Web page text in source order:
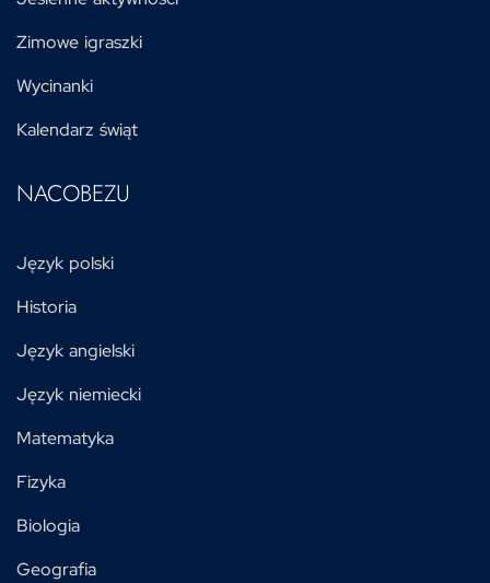
Zimowe igraszki
Wycinanki
Kalendarz świąt
NACOBEZU
Język polski
Historia
Język angielski
Język niemiecki
Matematyka
Fizyka
Biologia
Geografia